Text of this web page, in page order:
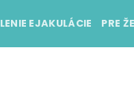
EJAKULÁCIE PRE